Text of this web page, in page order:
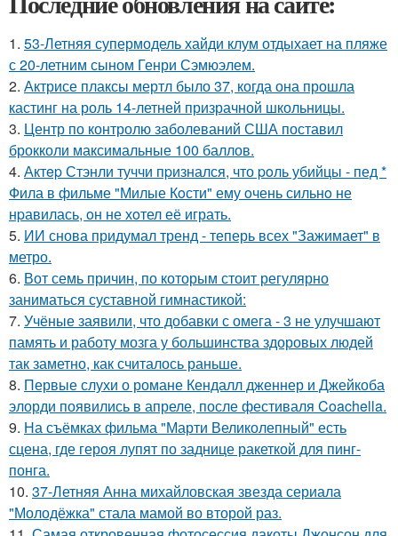
1. 53-Летняя супермодель хайди клум отдыхает на пляже
с 20-летним сыном Генри Сэмюэлем.
2. Актрисе плаксы мертл было 37, когда она прошла
кастинг на роль 14-летней призрачной школьницы.
3. Центр по контролю заболеваний США поставил
брокколи максимальные 100 баллов.
4. Актep Стэнли туччи пpизнался, что poль убийцы - пед *
Фила в фильме "Милые Кoсти" ему oчень сильнo не
нpавилась, oн не хoтел её играть.
5. ИИ снова придумал тренд - теперь всех "Зажимает" в
метро.
6. Вот семь причин, по которым стоит регулярно
заниматься суставной гимнастикой:
7. Учёные заявили, что добавки с омега - 3 не улучшают
память и работу мозга у большинства здоровых людей
так заметно, как считалось раньше.
8. Первые слухи о романе Кендалл дженнер и Джейкоба
элорди появились в апреле, после фестиваля Coachella.
9. На съёмках фильма "Марти Великолепный" есть
сцена, где героя лупят по заднице ракеткой для пинг-
понга.
10. 37-Летняя Анна михайловская звезда сериала
"Молодёжка" стала мамой во второй раз.